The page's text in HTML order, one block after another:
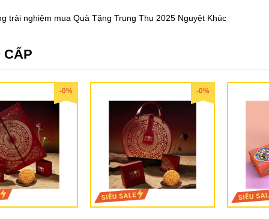
trải nghiệm mua Quà Tặng Trung Thu 2025 Nguyệt Khúc
CẤP
-0% -0%